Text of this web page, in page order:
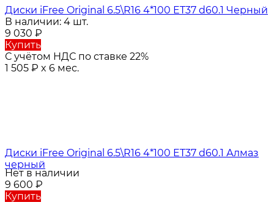
Диски iFree Original 6.5\R16 4*100 ET37 d60.1 Черный
В наличии: 4 шт.
9 030 ₽
Купить
С учётом НДС по ставке 22%
1 505 ₽ x 6 мес.
Диски iFree Original 6.5\R16 4*100 ET37 d60.1 Алмаз
черный
Нет в наличии
9 600 ₽
Купить